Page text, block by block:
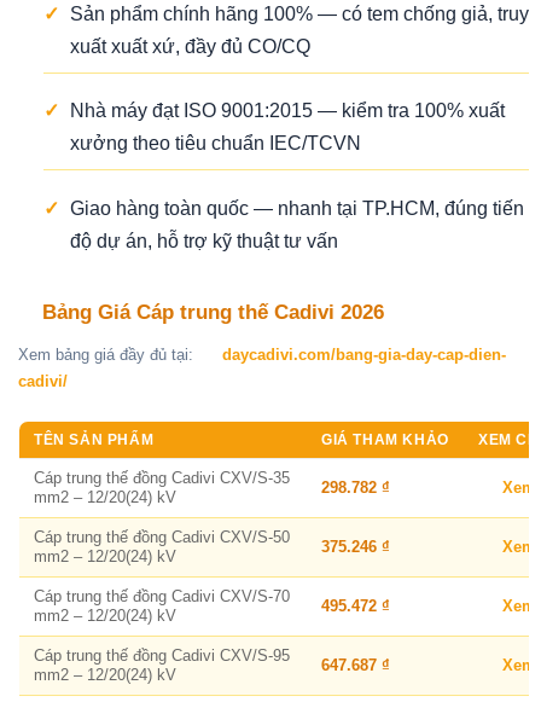
✓
Sản phẩm chính hãng 100% — có tem chống giả, truy
xuất xuất xứ, đầy đủ CO/CQ
✓
Nhà máy đạt ISO 9001:2015 — kiểm tra 100% xuất
xưởng theo tiêu chuẩn IEC/TCVN
✓ Giao hàng toàn quốc — nhanh tại TP.HCM, đúng tiến
độ dự án, hỗ trợ kỹ thuật tư vấn
Bảng Giá Cáp trung thế Cadivi 2026
Xem bảng giá đầy đủ tại:
daycadivi.com/bang-gia-day-cap-dien-
cadivi/
TÊN SẢN PHẨM GIÁ THAM KHẢO XEM
Cáp trung thế đồng Cadivi CXV/S-35
mm2 – 12/20(24) kV
298.782 ₫
Cáp trung thế đồng Cadivi CXV/S-50
mm2 – 12/20(24) kV
375.246 ₫
Cáp trung thế đồng Cadivi CXV/S-70
mm2 – 12/20(24) kV
495.472 ₫
Cáp trung thế đồng Cadivi CXV/S-95
mm2 – 12/20(24) kV
647.687 ₫